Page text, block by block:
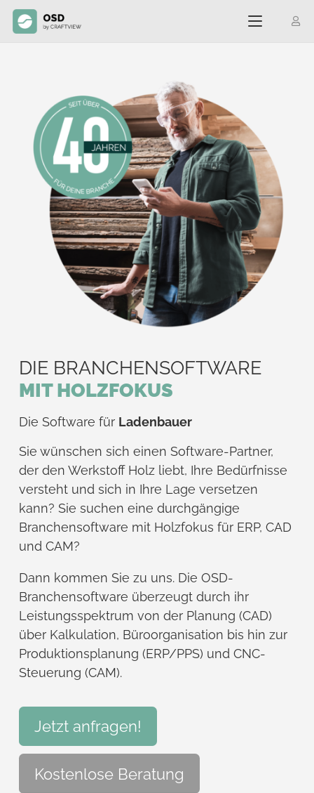
DIE BRANCHENSOFTWARE
MIT HOLZFOKUS
Die Software für Bausc
Sie wünschen sich einen Software-Partner,
der den Werkstoff Holz liebt, Ihre Bedürfnisse
versteht und sich in Ihre Lage versetzen
kann? Sie suchen eine durchgängige
Branchensoftware mit Holzfokus für ERP, CAD
und CAM?
Dann kommen Sie zu uns. Die OSD-
Branchensoftware überzeugt durch ihr
Leistungsspektrum von der Planung (CAD)
über Kalkulation, Büroorganisation bis hin zur
Produktionsplanung (ERP/PPS) und CNC-
Steuerung (CAM).
Jetzt anfragen!
Kostenlose Beratung